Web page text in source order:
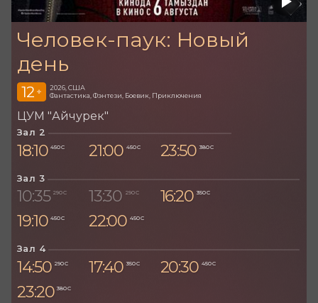
Человек-паук: Новый
день
12 +
2026, США
Фантастика, Фэнтези, Боевик, Приключения
ЦУМ "Айчурек"
Зал 2
18:10 450 С 21:00 450 С 23:50 380 С
Зал 3
10:35 290 С 13:30 290 С 16:20 350 С
19:10 450 С 22:00 450 С
Зал 4
14:50 290 С 17:40 350 С 20:30 450 С
23:20 380 С